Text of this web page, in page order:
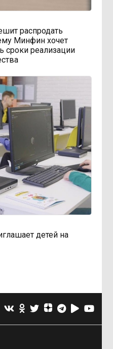
распродать
Минфин хочет
сроки реализации
детей на